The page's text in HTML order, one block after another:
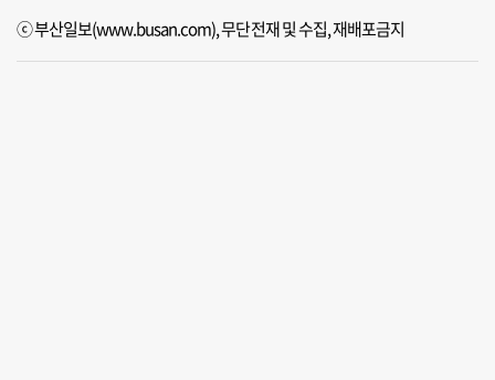
ⓒ 부산일보(www.busan.com), 무단전재 및 수집, 재배포금지